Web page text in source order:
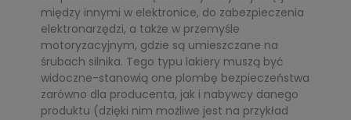
między innymi w elektronice, do zabezpieczenia
elektronarzędzi, a także w przemyśle
motoryzacyjnym, gdzie są umieszczane na
śrubach silnika. Tego typu lakiery muszą być
widoczne-stanowią one plombę bezpieczeństwa
zarówno dla producenta, jak i nabywcy danego
produktu (dzięki nim możliwe jest na przykład